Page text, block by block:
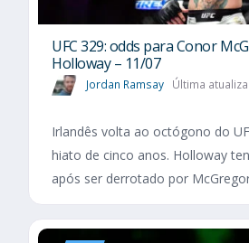
UFC 329: odds para Conor
Holloway – 11/07
Jordan Ramsay Última
Irlandês volta ao octógono do
hiato de cinco anos. Holloway
após ser derrotado por